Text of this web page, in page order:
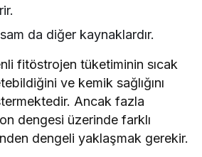
da diğer kaynaklardır.
fitöstrojen tüketiminin sıcak
ve kemik sağlığını
Ancak fazla
dengesi üzerinde farklı
dengeli yaklaşmak gerekir.